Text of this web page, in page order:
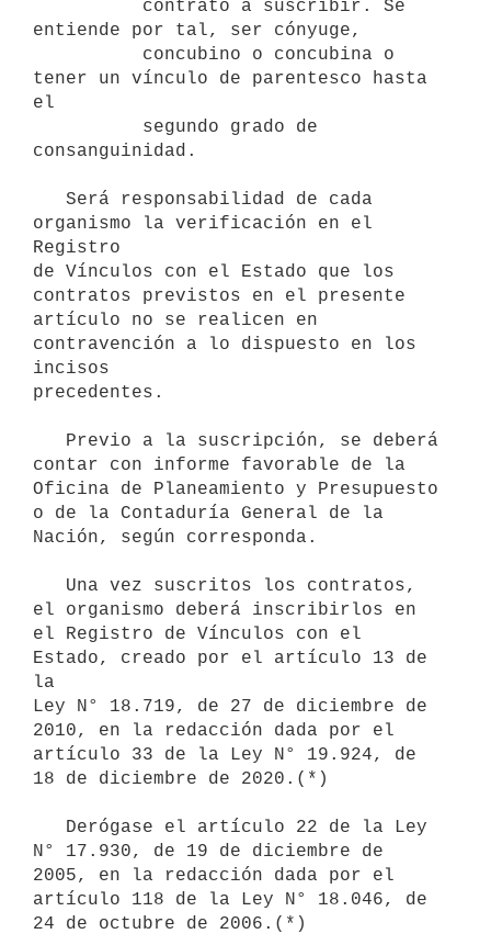
entiende por tal, ser cónyuge,
tener un vínculo de parentesco hasta
el
consanguinidad.
organismo la verificación en el
Registro
de Vínculos con el Estado que los
contratos previstos en el presente
artículo no se realicen en
contravención a lo dispuesto en los
incisos
precedentes.
contar con informe favorable de la
Oficina de Planeamiento y Presupuesto
o de la Contaduría General de la
Nación, según corresponda.
el organismo deberá inscribirlos en
el Registro de Vínculos con el
Estado, creado por el artículo 13 de
la
Ley N° 18.719, de 27 de diciembre de
2010, en la redacción dada por el
artículo 33 de la Ley N° 19.924, de
18 de diciembre de 2020.(*)
N° 17.930, de 19 de diciembre de
2005, en la redacción dada por el
artículo 118 de la Ley N° 18.046, de
24 de octubre de 2006.(*)